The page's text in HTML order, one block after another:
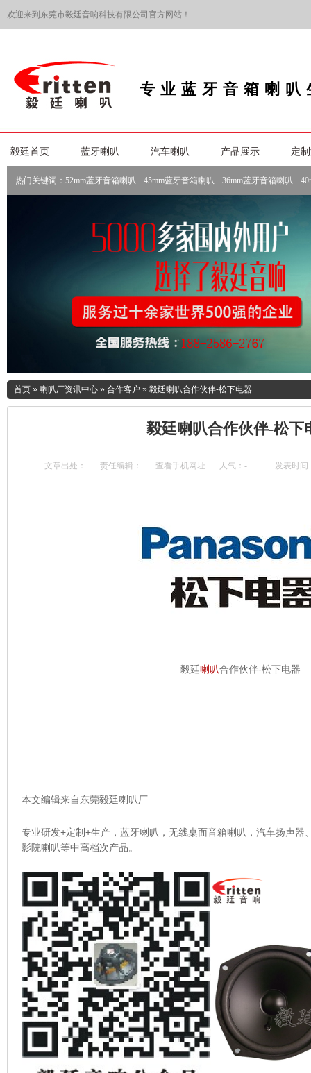
欢迎来到东莞市毅廷音响科技有限公司官方网站！
专业蓝牙音箱喇叭
毅廷首页 蓝牙喇叭 汽车喇叭 产品展示 定
热门关键词： 52mm蓝牙音箱喇叭 45mm蓝牙音箱喇叭 36mm蓝牙音箱喇叭
首页 » 喇叭厂资讯中心 » 合作客户 » 毅廷喇叭合作伙伴-松下电器
毅廷喇叭合作伙伴-松下
文章出处： 责任编辑： 查看手机网址 人气： - 发表时间
毅廷喇叭合作伙伴-松下电器
本文编辑来自东莞毅廷喇叭厂
专业研发+定制+生产，蓝牙喇叭，无线桌面音箱喇叭，汽车扬声器
影院喇叭等中高档次产品。